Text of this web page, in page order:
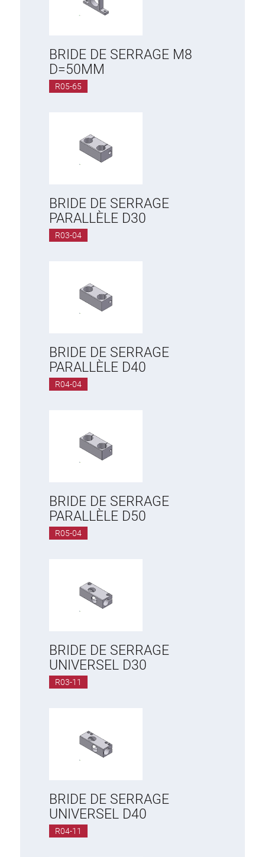
BRIDE DE SERRAGE M8
D=50MM
R05-65
BRIDE DE SERRAGE
PARALLÈLE D30
R03-04
BRIDE DE SERRAGE
PARALLÈLE D40
R04-04
BRIDE DE SERRAGE
PARALLÈLE D50
R05-04
BRIDE DE SERRAGE
UNIVERSEL D30
R03-11
BRIDE DE SERRAGE
UNIVERSEL D40
R04-11